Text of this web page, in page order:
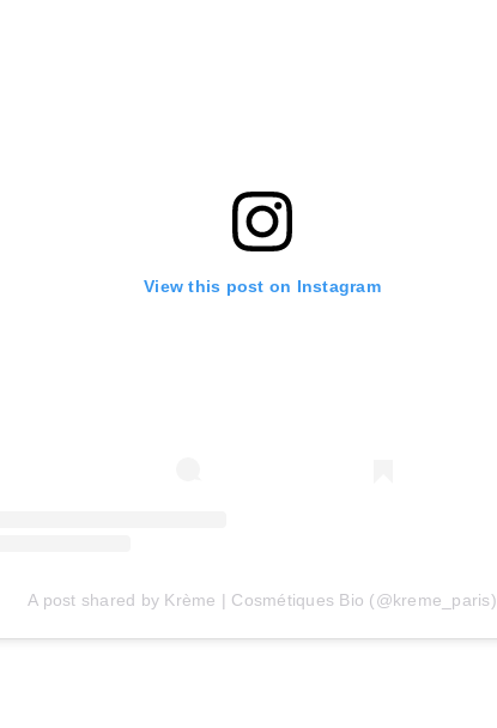
View this post on Instagram
A post shared by Krème | Cosmétiques Bio (@kreme_paris)